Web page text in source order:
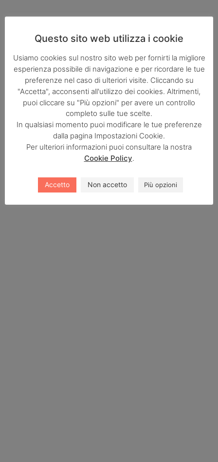
Questo sito web utilizza i cookie
Usiamo cookies sul nostro sito web per fornirti la migliore
esperienza possibile di navigazione e per ricordare le tue
preferenze nel caso di ulteriori visite. Cliccando su
"Accetta", acconsenti all'utilizzo dei cookies. Altrimenti,
puoi cliccare su "Più opzioni" per avere un controllo
completo sulle tue scelte.
In qualsiasi momento puoi modificare le tue preferenze
dalla pagina Impostazioni Cookie.
Per ulteriori informazioni puoi consultare la nostra
Cookie Policy.
Accetto Non accetto Più opzioni